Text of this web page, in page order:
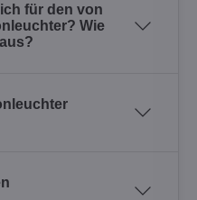
für den von
Wie